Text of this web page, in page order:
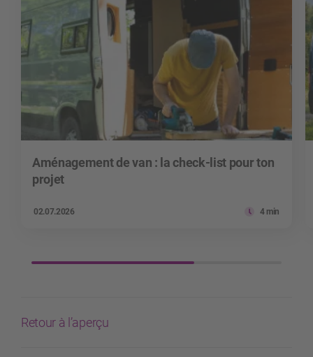
Aménagement de van : la check-list pour ton
projet
02.07.2026 4 min
Retour à l’aperçu